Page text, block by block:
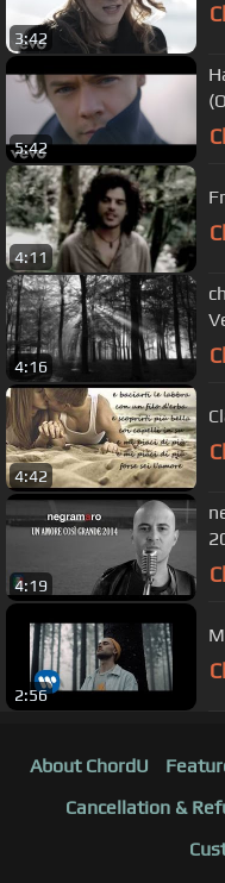
3:42
5:42
4:11
4:16
4:42
4:19
2:56
About ChordU
Cancellation &